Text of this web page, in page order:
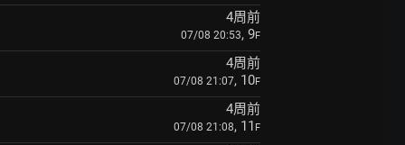
4周前
07/08 20:53, 9F
4周前
07/08 21:07, 10F
4周前
07/08 21:08, 11 F